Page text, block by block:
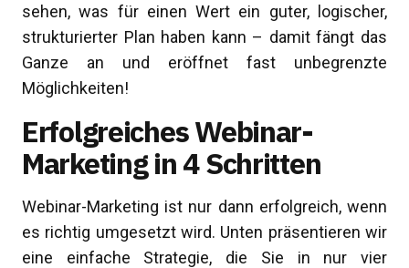
sehen, was für einen Wert ein guter, logischer,
strukturierter Plan haben kann – damit fängt das
Ganze an und eröffnet fast unbegrenzte
Möglichkeiten!
Erfolgreiches Webinar-
Marketing in 4 Schritten
Webinar-Marketing ist nur dann erfolgreich, wenn
es richtig umgesetzt wird. Unten präsentieren wir
eine einfache Strategie, die Sie in nur vier